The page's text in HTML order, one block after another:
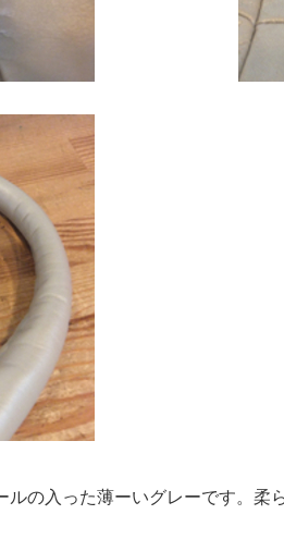
の入った薄ーいグレーです。